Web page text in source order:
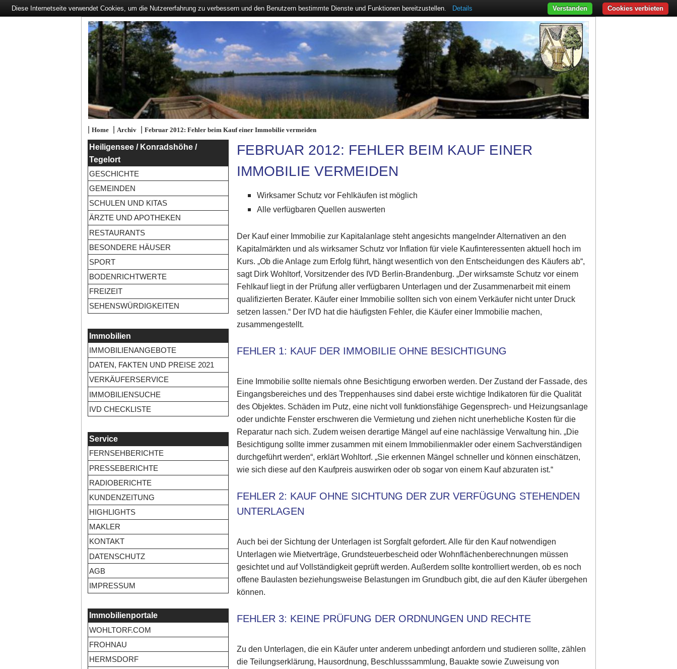
| Home| Archiv| Februar 2012: Fehler beim Kauf einer Immobilie vermeiden
Heiligensee / Konradshöhe /
Tegelort
GESCHICHTE
GEMEINDEN
SCHULEN UND KITAS
ÄRZTE UND APOTHEKEN
RESTAURANTS
BESONDERE HÄUSER
SPORT
BODENRICHTWERTE
FREIZEIT
SEHENSWÜRDIGKEITEN
Immobilien
IMMOBILIENANGEBOTE
DATEN, FAKTEN UND PREISE 2021
VERKÄUFERSERVICE
IMMOBILIENSUCHE
IVD CHECKLISTE
Service
FERNSEHBERICHTE
PRESSEBERICHTE
RADIOBERICHTE
KUNDENZEITUNG
HIGHLIGHTS
MAKLER
KONTAKT
DATENSCHUTZ
AGB
IMPRESSUM
Immobilienportale
WOHLTORF.COM
FROHNAU
HERMSDORF
FEBRUAR 2012: FEHLER BEIM KAUF EINER
IMMOBILIE VERMEIDEN
Wirksamer Schutz vor Fehlkäufen ist möglich
Alle verfügbaren Quellen auswerten
Der Kauf einer Immobilie zur Kapitalanlage steht angesichts mangelnder Alternativen an den
Kapitalmärkten und als wirksamer Schutz vor Inflation für viele Kaufinteressenten aktuell hoch im
Kurs. „Ob die Anlage zum Erfolg führt, hängt wesentlich von den Entscheidungen des Käufers ab“,
sagt Dirk Wohltorf, Vorsitzender des IVD Berlin-Brandenburg. „Der wirksamste Schutz vor einem
Fehlkauf liegt in der Prüfung aller verfügbaren Unterlagen und der Zusammenarbeit mit einem
qualifizierten Berater. Käufer einer Immobilie sollten sich von einem Verkäufer nicht unter Druck
setzen lassen.“ Der IVD hat die häufigsten Fehler, die Käufer einer Immobilie machen,
zusammengestellt.
FEHLER 1: KAUF DER IMMOBILIE OHNE BESICHTIGUNG
Eine Immobilie sollte niemals ohne Besichtigung erworben werden. Der Zustand der Fassade, des
Eingangsbereiches und des Treppenhauses sind dabei erste wichtige Indikatoren für die Qualität
des Objektes. Schäden im Putz, eine nicht voll funktionsfähige Gegensprech- und Heizungsanlage
oder undichte Fenster erschweren die Vermietung und ziehen nicht unerhebliche Kosten für die
Reparatur nach sich. Zudem weisen derartige Mängel auf eine nachlässige Verwaltung hin. „Die
Besichtigung sollte immer zusammen mit einem Immobilienmakler oder einem Sachverständigen
durchgeführt werden“, erklärt Wohltorf. „Sie erkennen Mängel schneller und können einschätzen,
wie sich diese auf den Kaufpreis auswirken oder ob sogar von einem Kauf abzuraten ist.“
FEHLER 2: KAUF OHNE SICHTUNG DER ZUR VERFÜGUNG STEHENDEN
UNTERLAGEN
Auch bei der Sichtung der Unterlagen ist Sorgfalt gefordert. Alle für den Kauf notwendigen
Unterlagen wie Mietverträge, Grundsteuerbescheid oder Wohnflächenberechnungen müssen
gesichtet und auf Vollständigkeit geprüft werden. Außerdem sollte kontrolliert werden, ob es noch
offene Baulasten beziehungsweise Belastungen im Grundbuch gibt, die auf den Käufer übergehen
können.
FEHLER 3: KEINE PRÜFUNG DER ORDNUNGEN UND RECHTE
Zu den Unterlagen, die ein Käufer unter anderem unbedingt anfordern und studieren sollte, zählen
die Teilungserklärung, Hausordnung, Beschlusssammlung, Bauakte sowie Zuweisung von
Diese Internetseite verwendet Cookies, um die Nutzererfahrung zu verbessern und den Benutzern bestimmte Dienste und Funktionen bereitzustellen. Details Cookies verbieten
Verstanden